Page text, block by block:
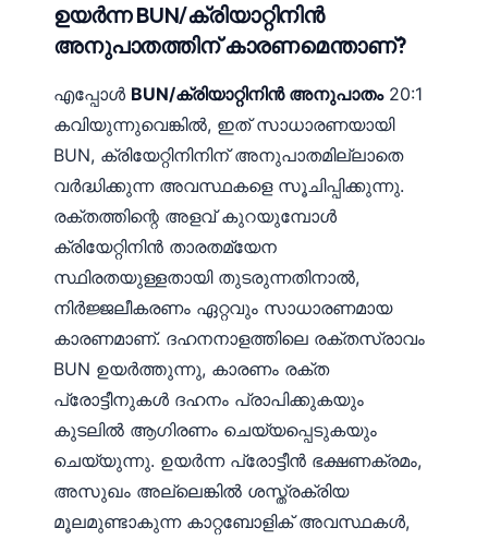
ഉയർന്ന BUN/ക്രിയാറ്റിനിൻ
അനുപാതത്തിന് കാരണമെന്താണ്?
എപ്പോൾ BUN/ക്രിയാറ്റിനിൻ അനുപാതം20:1
കവിയുന്നുവെങ്കിൽ, ഇത് സാധാരണയായി
BUN, ക്രിയേറ്റിനിനിന് അനുപാതമില്ലാതെ
വർദ്ധിക്കുന്ന അവസ്ഥകളെ സൂചിപ്പിക്കുന്നു.
രക്തത്തിന്റെ അളവ് കുറയുമ്പോൾ
ക്രിയേറ്റിനിൻ താരതമ്യേന
സ്ഥിരതയുള്ളതായി തുടരുന്നതിനാൽ,
നിർജ്ജലീകരണം ഏറ്റവും സാധാരണമായ
കാരണമാണ്. ദഹനനാളത്തിലെ രക്തസ്രാവം
BUN ഉയർത്തുന്നു, കാരണം രക്ത
പ്രോട്ടീനുകൾ ദഹനം പ്രാപിക്കുകയും
കുടലിൽ ആഗിരണം ചെയ്യപ്പെടുകയും
ചെയ്യുന്നു. ഉയർന്ന പ്രോട്ടീൻ ഭക്ഷണക്രമം,
അസുഖം അല്ലെങ്കിൽ ശസ്ത്രക്രിയ
മൂലമുണ്ടാകുന്ന കാറ്റബോളിക് അവസ്ഥകൾ,